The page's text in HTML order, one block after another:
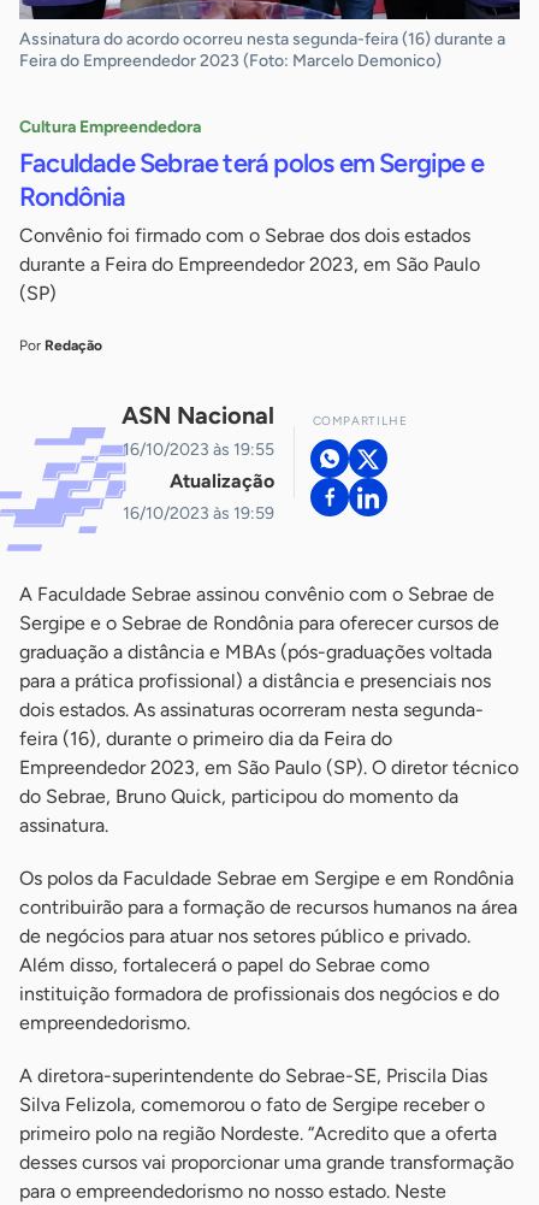
Assinatura do acordo ocorreu nesta segunda-feira (16) durante a
Feira do Empreendedor 2023 (Foto: Marcelo Demonico)
Cultura Empreendedora
Faculdade Sebrae terá polos em Sergipe e
Rondônia
Convênio foi firmado com o Sebrae dos dois estados
durante a Feira do Empreendedor 2023, em São Paulo
(SP)
Por Redação
ASN Nacional
16/10/2023 às 19:55
Atualização
16/10/2023 às 19:59
COMPARTILHE
A Faculdade Sebrae assinou convênio com o Sebrae de
Sergipe e o Sebrae de Rondônia para oferecer cursos de
graduação a distância e MBAs (pós-graduações voltada
para a prática profissional) a distância e presenciais nos
dois estados. As assinaturas ocorreram nesta segunda-
feira (16), durante o primeiro dia da Feira do
Empreendedor 2023, em São Paulo (SP). O diretor técnico
do Sebrae, Bruno Quick, participou do momento da
assinatura.
Os polos da Faculdade Sebrae em Sergipe e em Rondônia
contribuirão para a formação de recursos humanos na área
de negócios para atuar nos setores público e privado.
Além disso, fortalecerá o papel do Sebrae como
instituição formadora de profissionais dos negócios e do
empreendedorismo.
A diretora-superintendente do Sebrae-SE, Priscila Dias
Silva Felizola, comemorou o fato de Sergipe receber o
primeiro polo na região Nordeste. “Acredito que a oferta
desses cursos vai proporcionar uma grande transformação
para o empreendedorismo no nosso estado. Neste